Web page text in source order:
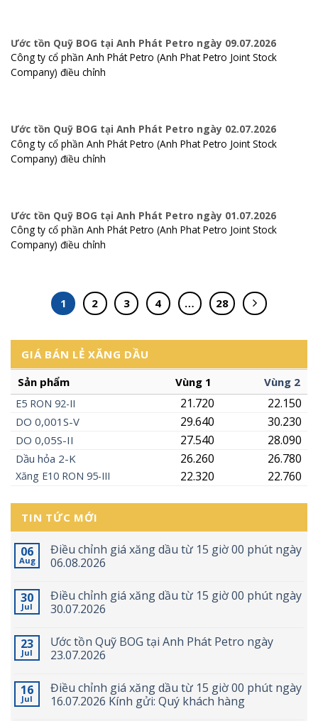
Ước tồn Quỹ BOG tại Anh Phát Petro ngày 09.07.2026
Công ty cổ phần Anh Phát Petro (Anh Phat Petro Joint Stock
Company) điều chỉnh
Ước tồn Quỹ BOG tại Anh Phát Petro ngày 02.07.2026
Công ty cổ phần Anh Phát Petro (Anh Phat Petro Joint Stock
Company) điều chỉnh
Ước tồn Quỹ BOG tại Anh Phát Petro ngày 01.07.2026
Công ty cổ phần Anh Phát Petro (Anh Phat Petro Joint Stock
Company) điều chỉnh
1 2 3 4 … 28
GIÁ BÁN LẺ XĂNG DẦU
Sản phẩm
Vùng 1 Vùng 2
E5 RON 92-II 22.150
21.720
DO 0,001S-V 30.230
29.640
DO 0,05S-II 28.090
27.540
Dầu hỏa 2-K 26.780
26.260
Xăng E10 RON 95-III 22.760
22.320
TIN TỨC MỚI
06
Aug
Điều chỉnh giá xăng dầu từ 15 giờ 00 phút ngày
06.08.2026
30
Jul
Điều chỉnh giá xăng dầu từ 15 giờ 00 phút ngày
30.07.2026
23
Jul
Ước tồn Quỹ BOG tại Anh Phát Petro ngày
23.07.2026
16
Jul
Điều chỉnh giá xăng dầu từ 15 giờ 00 phút ngày
16.07.2026 Kính gửi: Quý khách hàng